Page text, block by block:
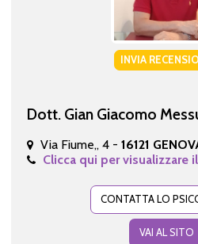
INVIA
Dott. Gian Giacomo
Via Fiume,, 4 - 16121
Clicca qui per visualizzare
CONTATTA LO
VAI AL SITO